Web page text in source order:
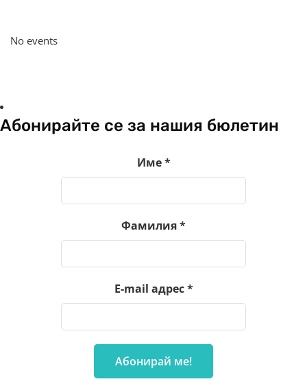
No events
Абонирайте се за нашия бюлетин
Име*
Фамилия*
E-mail адрес*